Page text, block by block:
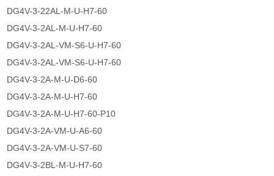
DG4V-3-22AL-M-U-H7-60
DG4V-3-2AL-M-U-H7-60
DG4V-3-2AL-VM-S6-U-H7-60
DG4V-3-2AL-VM-S6-U-H7-60
DG4V-3-2A-M-U-D6-60
DG4V-3-2A-M-U-H7-60
DG4V-3-2A-M-U-H7-60-P10
DG4V-3-2A-VM-U-A6-60
DG4V-3-2A-VM-U-S7-60
DG4V-3-2BL-M-U-H7-60